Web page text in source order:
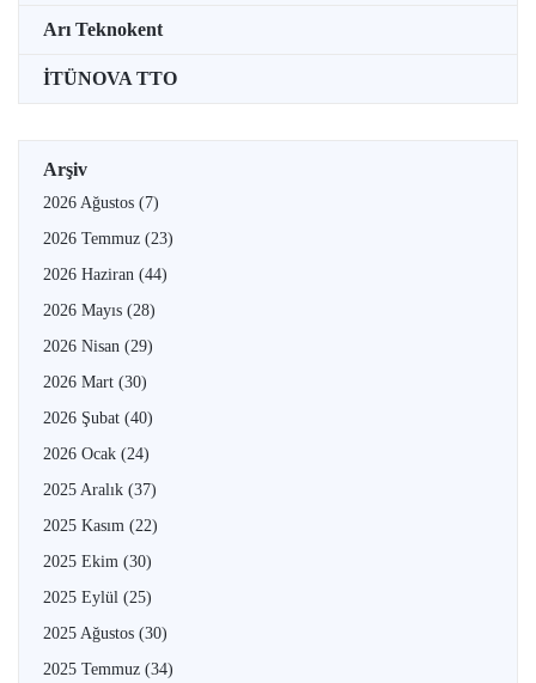
Arı Teknokent
İTÜNOVA TTO
Arşiv
2026 Ağustos (7)
2026 Temmuz (23)
2026 Haziran (44)
2026 Mayıs (28)
2026 Nisan (29)
2026 Mart (30)
2026 Şubat (40)
2026 Ocak (24)
2025 Aralık (37)
2025 Kasım (22)
2025 Ekim (30)
2025 Eylül (25)
2025 Ağustos (30)
2025 Temmuz (34)